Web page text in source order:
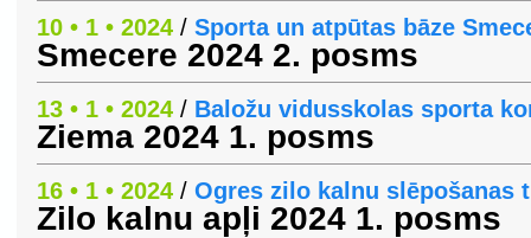
10 • 1 • 2024 / Sporta un atpūtas bāze
Smecere 2024 2. posms
13 • 1 • 2024 / Baložu vidusskolas sporta
Ziema 2024 1. posms
16 • 1 • 2024 / Ogres zilo kalnu slēpošanas
Zilo kalnu apļi 2024 1. posms